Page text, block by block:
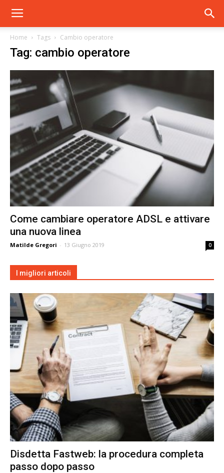
Home Tags Cambio operatore
Tag: cambio operatore
Come cambiare operatore ADSL e attivare
una nuova linea
Matilde Gregori - 13 Giugno 2019 0
I migliori articoli
Disdetta Fastweb: la procedura completa
passo dopo passo